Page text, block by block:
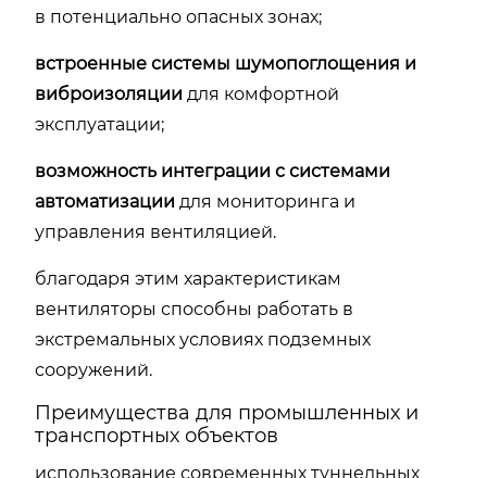
в потенциально опасных зонах;
встроенные системы шумопоглощения и
виброизоляции для комфортной
эксплуатации;
возможность интеграции с системами
автоматизации для мониторинга и
управления вентиляцией.
благодаря этим характеристикам
вентиляторы способны работать в
экстремальных условиях подземных
сооружений.
Преимущества для промышленных и
транспортных объектов
использование современных туннельных